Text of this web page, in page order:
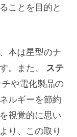
ことを目的と
本は星型のナ
。また、 ステ
や電化製品の
ルギーを節約
視覚的に思い
り、この取り